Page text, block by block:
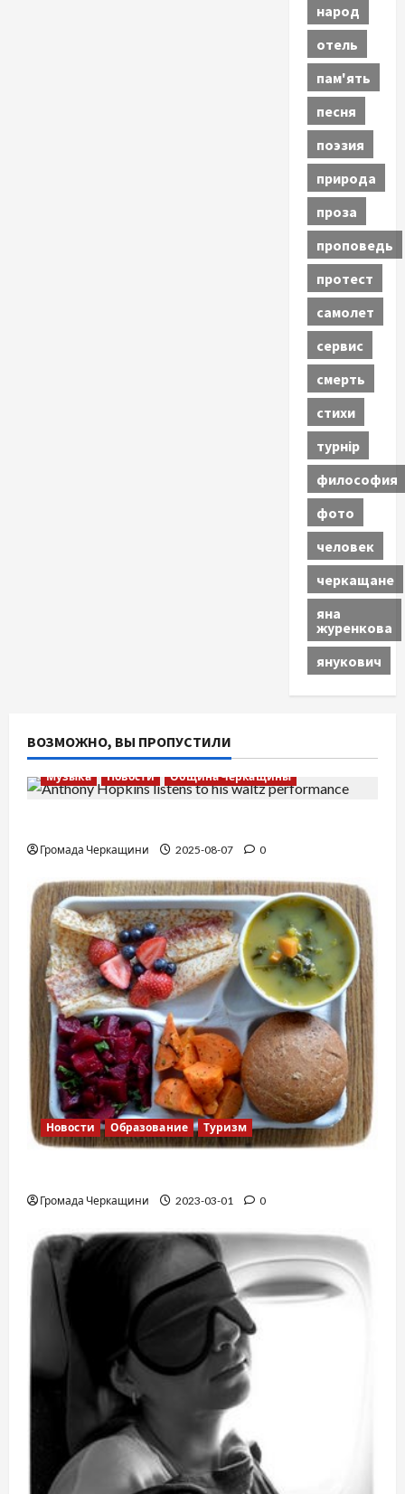
народ
отель
пам'ять
песня
поэзия
природа
проза
проповедь
протест
самолет
сервис
смерть
стихи
турнір
философия
фото
человек
черкащане
яна
журенкова
янукович
ВОЗМОЖНО, ВЫ ПРОПУСТИЛИ
Музыка Новости Община Черкащины
Громада Черкащини 2025-08-07 0
Новости Образование Туризм
Громада Черкащини 2023-03-01 0